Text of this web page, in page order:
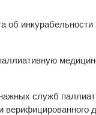
об инкурабельности
служб